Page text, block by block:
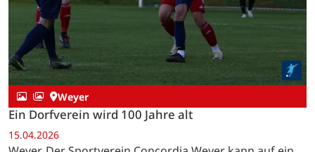
Weyer
Ein Dorfverein wird 100 Jahre alt
15.04.2026